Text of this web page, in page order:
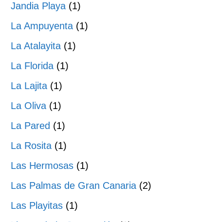
Jandia Playa (1)
La Ampuyenta (1)
La Atalayita (1)
La Florida (1)
La Lajita (1)
La Oliva (1)
La Pared (1)
La Rosita (1)
Las Hermosas (1)
Las Palmas de Gran Canaria (2)
Las Playitas (1)